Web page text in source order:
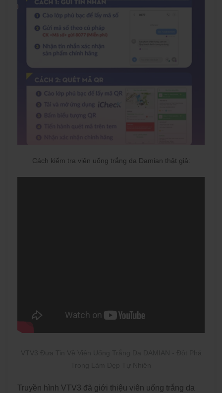
Cách kiểm tra viên uống trắng da Damian thật giả:
Truyền hình VTV3 đã giới thiệu viên uống trắng da